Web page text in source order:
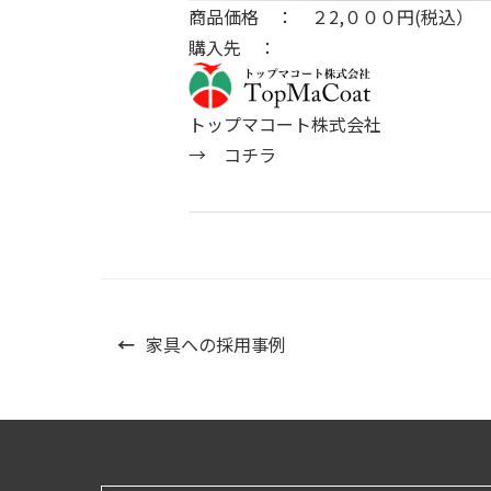
商品価格 ： ２2,０００円(税込）
購入先 ：
トップマコート株式会社
→ コチラ
← 家具への採用事例